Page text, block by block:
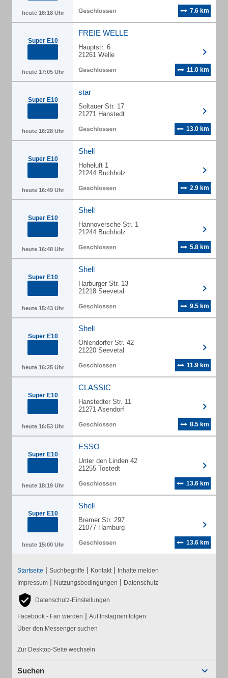
heute 16:18 Uhr 7.6 km
Super E10
heute 17:05 Uhr
FREIE WELLE
Hauptstr. 6
21261 Welle
11.0 km
Super E10
heute 16:28 Uhr
star
Soltauer Str. 17
21271 Hanstedt
13.0 km
Super E10
heute 16:49 Uhr
Shell
Hoheluft 1
21244 Buchholz
2.9 km
Super E10
heute 16:48 Uhr
Shell
Hannoversche Str. 1
21244 Buchholz
5.8 km
Super E10
heute 15:43 Uhr
Shell
Harburger Str. 13
21218 Seevetal
9.5 km
Super E10
heute 16:25 Uhr
Shell
Ohlendorfer Str. 42
21220 Seevetal
11.9 km
Super E10
heute 16:53 Uhr
CLASSIC
Hanstedter Str. 11
21271 Asendorf
8.5 km
Super E10
heute 18:19 Uhr
ESSO
Unter den Linden 42
21255 Tostedt
13.6 km
Super E10
heute 15:00 Uhr
Shell
Bremer Str. 297
21077 Hamburg
13.6 km
Startseite | Suchbegriffe | Kontakt | Inhalte melden
Impressum | Nutzungsbedingungen | Datenschutz
Datenschutz-Einstellungen
Facebook - Fan werden | Auf Instagram folgen
Über den Messenger suchen
Zur Desktop-Seite wechseln
Suchen